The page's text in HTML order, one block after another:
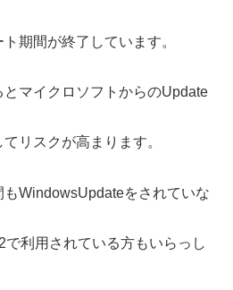
期間が終了しています。
マイクロソフトからのUpdate
リスクが高まります。
WindowsUpdateをされていな
利用されている方もいらっし